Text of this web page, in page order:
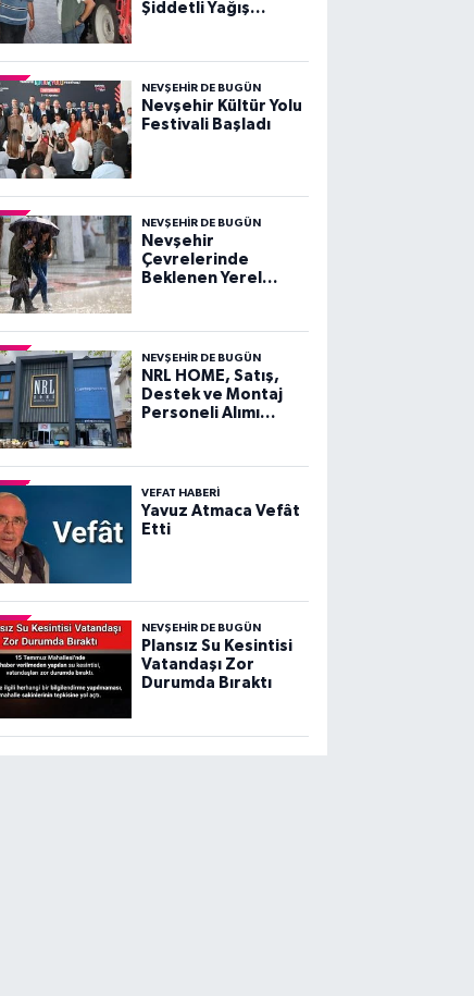
Şiddetli Yağış
NEVŞEHIR DE BUGÜN
Nevşehir Kültür Yolu
Festivali Başladı
NEVŞEHIR DE BUGÜN
Nevşehir
Çevrelerinde
Beklenen Yerel
Yağışlara Dikkat!
NEVŞEHIR DE BUGÜN
NRL HOME, Satış,
Destek ve Montaj
Personeli Alımı
VEFAT HABERI
Yavuz Atmaca Vefât
Etti
NEVŞEHIR DE BUGÜN
Plansız Su Kesintisi
Vatandaşı Zor
Durumda Bıraktı